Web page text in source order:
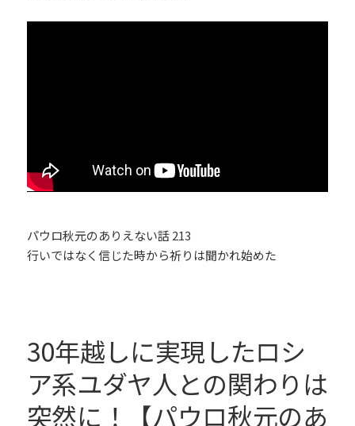
パウロ秋元のありえない話 213
行いではなく信じた時から祈りは聞かれ始めた
30年越しに実現したロシ
ア系ユダヤ人との関わりは
突然に！【パウロ秋元のあ